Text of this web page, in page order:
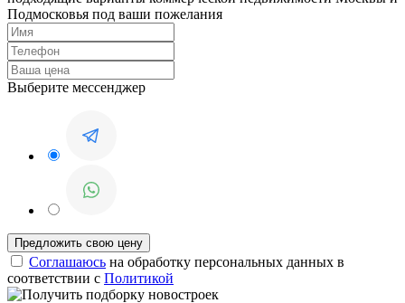
Подмосковья под ваши пожелания
Выберите мессенджер
Соглашаюсь на обработку персональных данных в
соответствии с Политикой